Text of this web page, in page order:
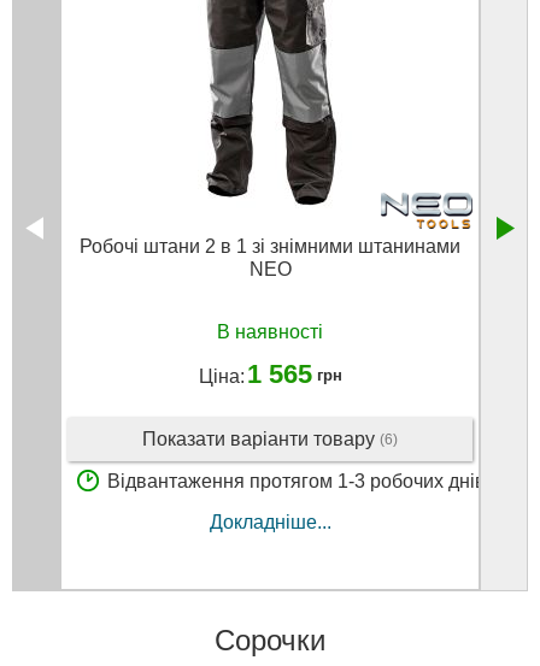
Робочі штани 2 в 1 зі знімними штанинами
NEO
В наявності
Ціна: 1 565 грн
Показати варіанти товару (6)
Відвантаження протягом 1-3 робочих днів
Докладніше...
Сорочки